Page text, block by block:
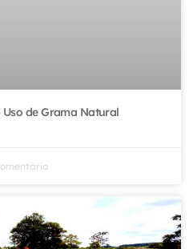
Uso de Grama Natural